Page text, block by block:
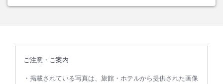
ご注意・ご案内
掲載されている写真は、旅館・ホテルから提供された画像